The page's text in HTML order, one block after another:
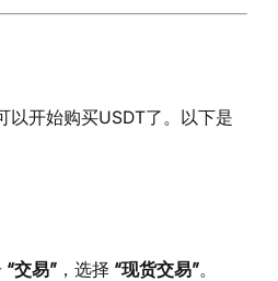
以开始购买USDT了。以下是
“交易” ，选择 “现货交易”。